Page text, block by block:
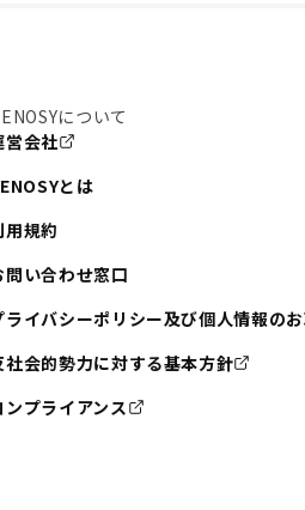
について
営会社
とは
用規約
問い合わせ窓口
ライバシーポリシー及び個人情報の
社会的勢力に対する基本方針
ンプライアンス